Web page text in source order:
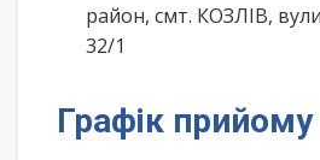
район, смт. КОЗЛІВ,
32/1
Графік прийому